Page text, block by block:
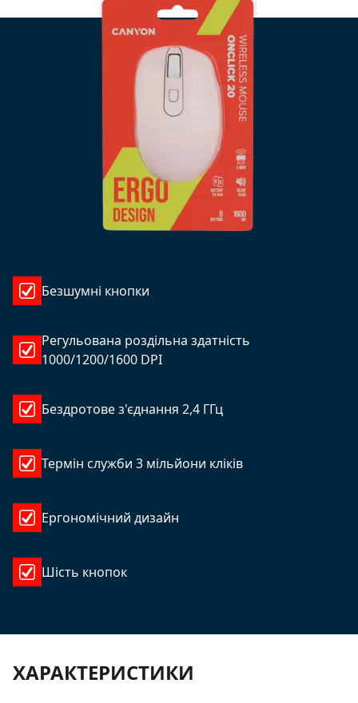
Безшумні кнопки
Регульована роздільна здатність
1000/1200/1600 DPI
Бездротове з'єднання 2,4 ГГц
Термін служби 3 мільйони кліків
Ергономічний дизайн
Шість кнопок
ХАРАКТЕРИСТИКИ